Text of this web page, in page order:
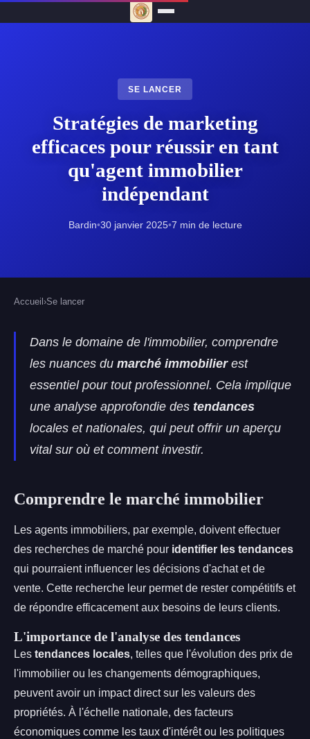
SE LANCER
Stratégies de marketing
efficaces pour réussir en tant
qu'agent immobilier
indépendant
Bardin•30 janvier 2025•7 min de lecture
Accueil ›Se lancer
Dans le domaine de l'immobilier, comprendre
les nuances du marché immobilierest
essentiel pour tout professionnel. Cela implique
une analyse approfondie des tendances
locales et nationales, qui peut offrir un aperçu
vital sur où et comment investir.
Comprendre le marché immobilier
Les agents immobiliers, par exemple, doivent effectuer
des recherches de marché pour identifier les tendances
qui pourraient influencer les décisions d'achat et de
vente. Cette recherche leur permet de rester compétitifs et
de répondre efficacement aux besoins de leurs clients.
L'importance de l'analyse des tendances
Les tendances locales, telles que l'évolution des prix de
l'immobilier ou les changements démographiques,
peuvent avoir un impact direct sur les valeurs des
propriétés. À l'échelle nationale, des facteurs
économiques comme les taux d'intérêt ou les politiques